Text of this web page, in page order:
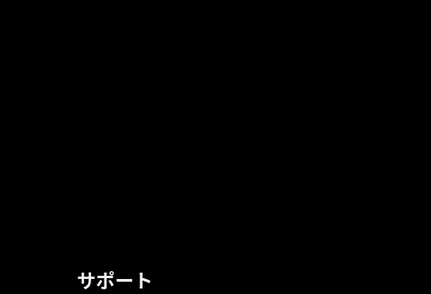
サポート